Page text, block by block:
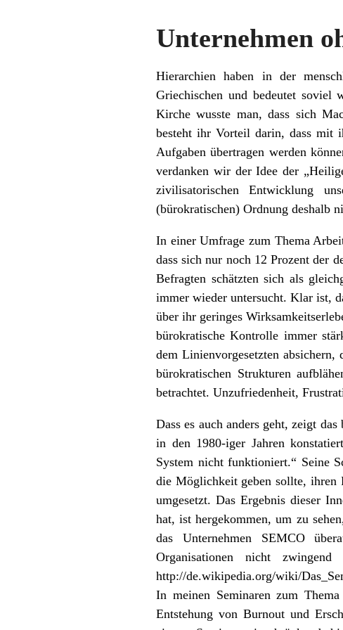
Unternehmen
Hierarchien haben in der
Griechischen und bedeutet soviel
Kirche wusste man, dass sich
besteht ihr Vorteil darin, dass mit
Aufgaben übertragen werden
verdanken wir der Idee der
zivilisatorischen Entwicklung
(bürokratischen) Ordnung deshalb
In einer Umfrage zum Thema
dass sich nur noch 12 Prozent der
Befragten schätzten sich als
immer wieder untersucht. Klar ist,
über ihr geringes
bürokratische Kontrolle immer
dem Linienvorgesetzten
bürokratischen Strukturen
betrachtet. Unzufriedenheit,
Dass es auch anders geht, zeigt
in den 1980-iger Jahren
System nicht funktioniert.“ Seine
die Möglichkeit geben sollte, ihren
umgesetzt. Das Ergebnis dieser
hat, ist hergekommen, um zu
das Unternehmen SEMCO
Organisationen nicht
http://de.wikipedia.org/wiki/
In meinen Seminaren zum
Entstehung von Burnout und